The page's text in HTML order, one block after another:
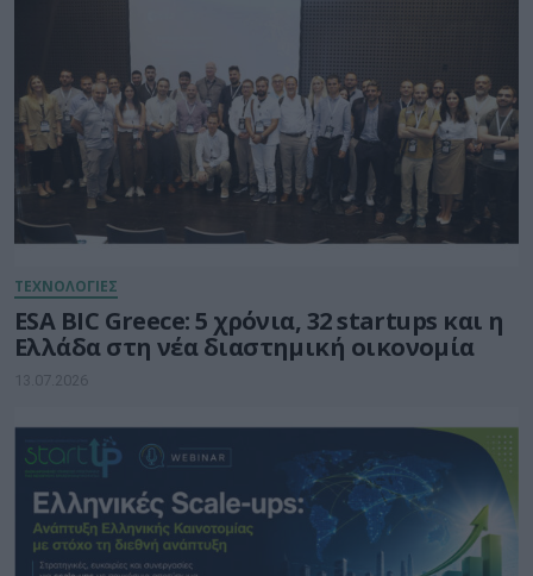
ΤΕΧΝΟΛΟΓΙΕΣ
ESA BIC Greece: 5 χρόνια, 32 startups και η
Ελλάδα στη νέα διαστημική οικονομία
13.07.2026